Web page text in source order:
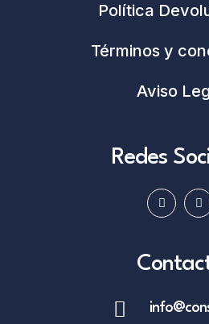
Política
Términos y
Aviso
Redes